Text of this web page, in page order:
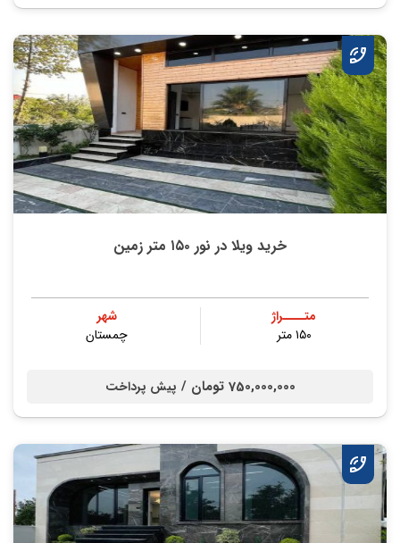
خرید ویلا در نور ۱۵۰ متر زمین
متــــراژ
۱۵۰ متر
شهر
چمستان
750,000,000 تومان / پیش پرداخت